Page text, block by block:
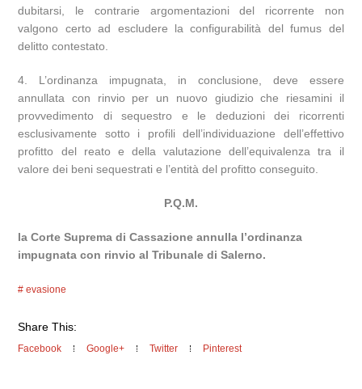
dubitarsi, le contrarie argomentazioni del ricorrente non
valgono certo ad escludere la configurabilità del fumus del
delitto contestato.
4. L’ordinanza impugnata, in conclusione, deve essere
annullata con rinvio per un nuovo giudizio che riesamini il
provvedimento di sequestro e le deduzioni dei ricorrenti
esclusivamente sotto i profili dell’individuazione dell’effettivo
profitto del reato e della valutazione dell’equivalenza tra il
valore dei beni sequestrati e l’entità del profitto conseguito.
P.Q.M.
la Corte Suprema di Cassazione annulla l’ordinanza
impugnata con rinvio al Tribunale di Salerno.
evasione
Share This:
Facebook Google+ Twitter Pinterest